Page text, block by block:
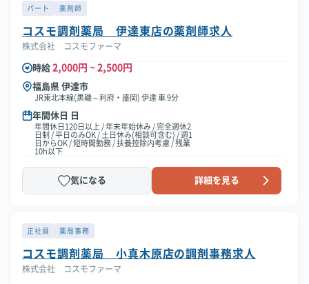
パート 薬剤師
コスモ調剤薬局 伊達東店の薬剤師求人
株式会社 コスモファーマ
時給 2,000円 ~ 2,500円
福島県 伊達市
JR東北本線(黒磯～利府・盛岡) 伊達 車 9分
年間休日 日
年間休日120日以上 / 年末年始休み / 完全週休2
日制 / 平日のみOK / 土日休み(相談可含む) / 週1
日からOK / 短時間勤務 / 扶養控除内考慮 / 残業
10h以下
気になる 詳細を見る
正社員 薬局事務
コスモ調剤薬局 小真木原店の調剤事務求人
株式会社 コスモファーマ